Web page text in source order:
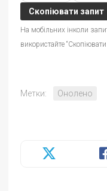
Скопіювати запит
На мобільних інколи
використайте “Скопіювати
Метки: Онолено